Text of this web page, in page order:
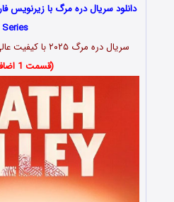
Series
سریال دره مرگ ۲۰۲۵ با کیفیت عالی 1080p & 720p & 480p
(قسمت 1 اضافه شد)